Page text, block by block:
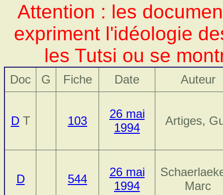
Attention : les
expriment l'idéologie
les Tutsi ou se
Doc G Fiche Date Auteur
DT 103
26 mai
1994
Artiges,
D 544
26 mai
1994
Marc